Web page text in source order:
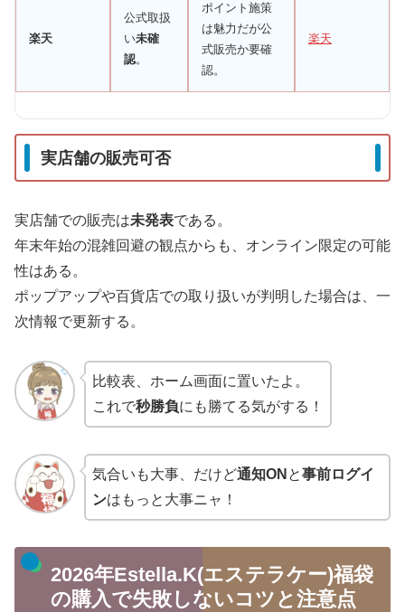
楽天
公式取扱
い未確
認。
ポイント施策
は魅力だが公
式販売か要確
認。
楽天
実店舗の販売可否
実店舗での販売は未発表である。
年末年始の混雑回避の観点からも、オンライン限定の可能
性はある。
ポップアップや百貨店での取り扱いが判明した場合は、一
次情報で更新する。
比較表、ホーム画面に置いたよ。
これで秒勝負にも勝てる気がする！
気合いも大事、だけど通知ON と事前ログイ
ンはもっと大事ニャ！
2026年Estella.K(エステラケー)福袋
の購入で失敗しないコツと注意点